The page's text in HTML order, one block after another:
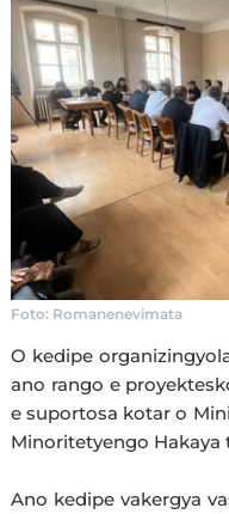
Foto: Romanenevimata
O kedipe
ano rango e
e suportosa kotar o
Minoritetyengo Hakaya
Ano kedipe vakergya